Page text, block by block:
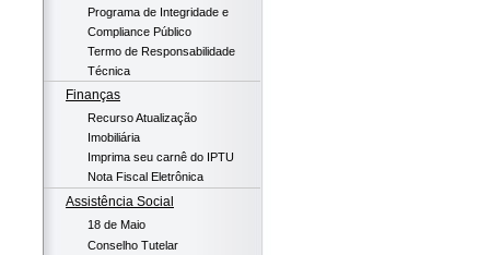
Programa de Integridade e
Compliance Público
Termo de Responsabilidade
Técnica
Finanças
Recurso Atualização
Imobiliária
Imprima seu carnê do IPTU
Nota Fiscal Eletrônica
Assistência Social
18 de Maio
Conselho Tutelar